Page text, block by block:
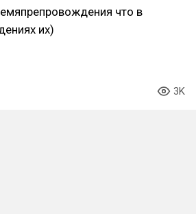
что в
их)
3K